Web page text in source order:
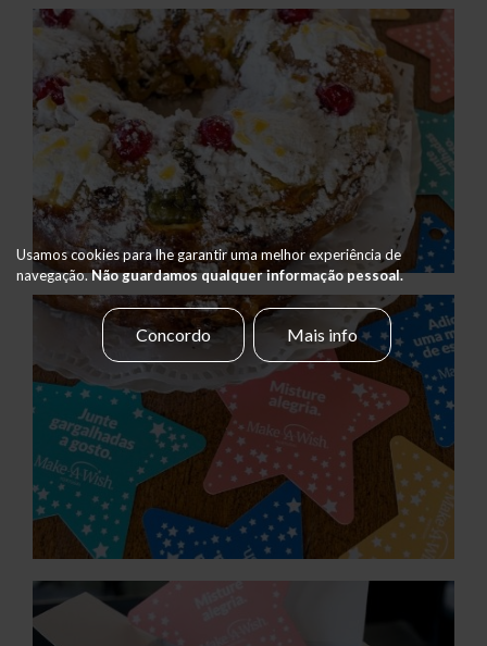
Usamos cookies para lhe garantir uma melhor experiência de
navegação.Não guardamos qualquer informação pessoal.
Concordo Mais info